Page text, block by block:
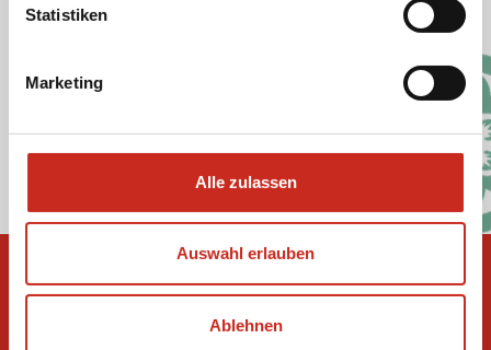
Statistiken
Marketing
Alle zulassen
Auswahl erlauben
Ablehnen
Cookie-Richtlinie Dimsum Reisen